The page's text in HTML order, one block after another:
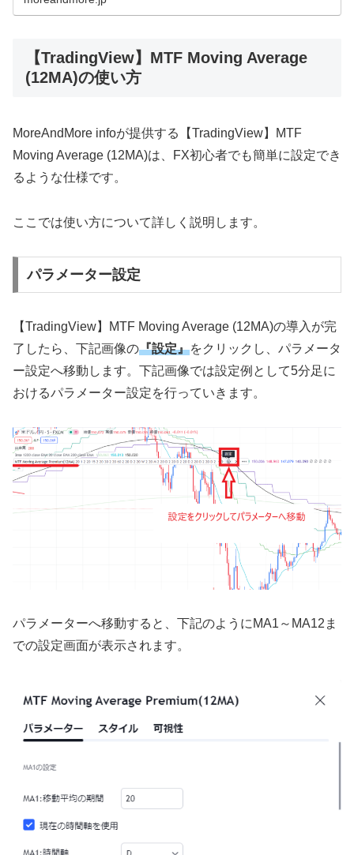
【TradingView】MTF Moving Average
(12MA)の使い方
MoreAndMore infoが提供する【TradingView】
MTF
Moving Average (12MA)は、 FX初心者でも簡単に設定でき
るような仕様です。
ここでは使い方について詳しく説明します。
パラメーター設定
【TradingView】 MTF Moving Average (12MA)の導入が完
了したら、下記画像の『設定』をクリックし、パラメータ
ー設定へ移動します。下記画像では設定例として5分足に
おけるパラメーター設定を行っていきます。
パラメーターへ移動すると、下記のように MA1 ～ MA12 ま
での設定画面が表示されます。